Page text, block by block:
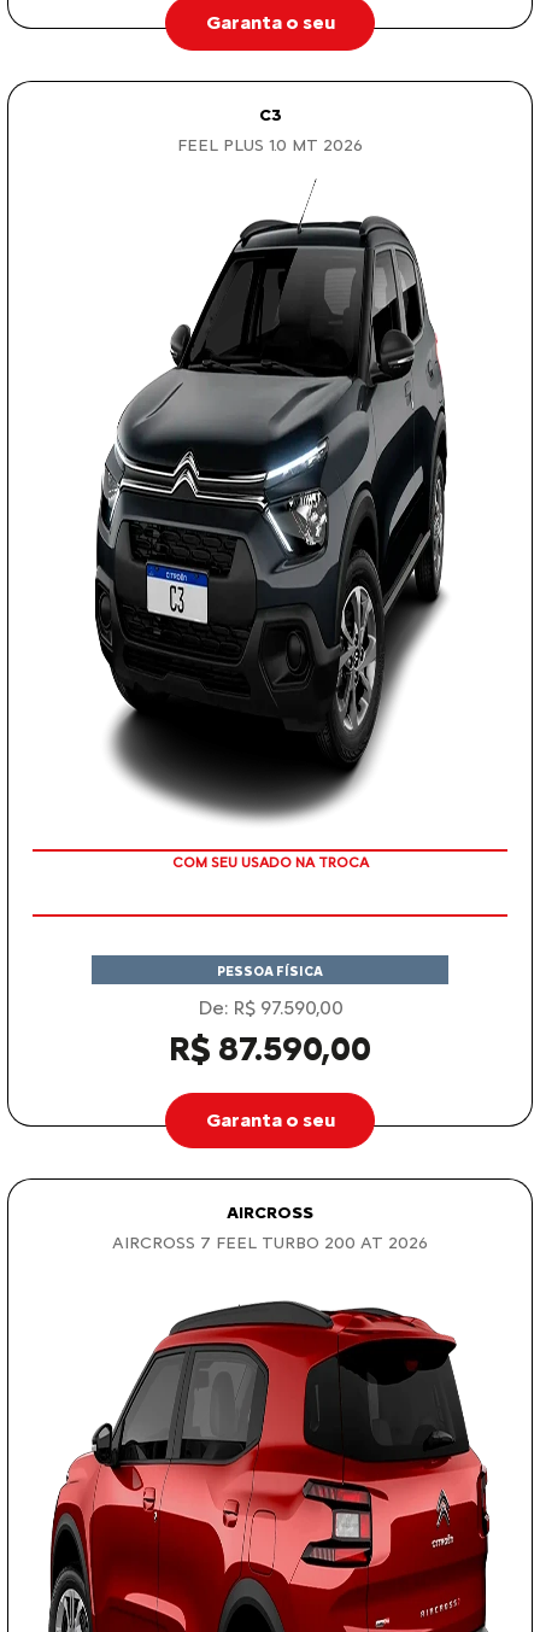
Garanta o seu
C3
FEEL PLUS 1.0 MT 2026
TAXA ZERO
PESSOA FÍSICA
De: R$ 97.590,00
R$ 87.590,00
Garanta o seu
AIRCROSS
AIRCROSS 7 FEEL TURBO 200 AT 2026